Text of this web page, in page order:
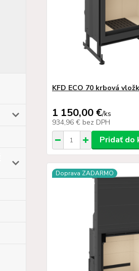
KFD ECO 70 krbová
1 150,00 €/ks
934,96 € bez DPH
Pridať do
Doprava ZADARMO